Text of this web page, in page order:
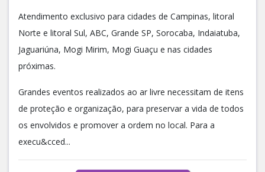
Atendimento exclusivo para cidades de Campinas, litoral
Norte e litoral Sul, ABC, Grande SP, Sorocaba, Indaiatuba,
Jaguariúna, Mogi Mirim, Mogi Guaçu e nas cidades
próximas.
Grandes eventos realizados ao ar livre necessitam de itens
de proteção e organização, para preservar a vida de todos
os envolvidos e promover a ordem no local. Para a
execu&cced...